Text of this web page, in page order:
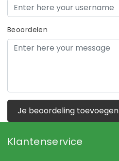
Beoordelen
Je beoordeling toevoegen
Klantenservice